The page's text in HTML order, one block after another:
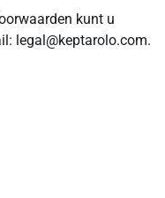
kunt u
legal@keptarolo.com.